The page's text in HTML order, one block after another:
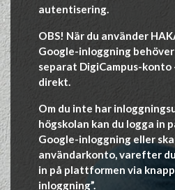
autentisering.
OBS! När du använder
Google-inloggning
separat DigiCampus-konto
direkt.
Om du inte har
högskolan kan du logga in
Google-inloggning eller
användarkonto, varefter
in på plattformen via
inloggning”.